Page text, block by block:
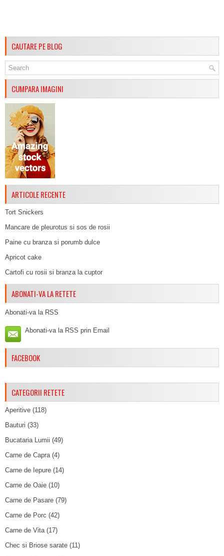
CAUTARE PE BLOG
CUMPARA IMAGINI
ARTICOLE RECENTE
Tort Snickers
Mancare de pleurotus si sos de rosii
Paine cu branza si porumb dulce
Apricot cake
Cartofi cu rosii si branza la cuptor
ABONATI-VA LA RETETE
Abonati-va la RSS
Abonati-va la RSS prin Email
FACEBOOK
CATEGORII RETETE
Aperitive (118)
Bauturi (33)
Bucataria Lumii (49)
Carne de Capra(4)
Carne de Iepure (14)
Carne de Oaie (10)
Carne de Pasare (79)
Carne de Porc (42)
Carne de Vita(17)
Chec si Briose sarate (11)